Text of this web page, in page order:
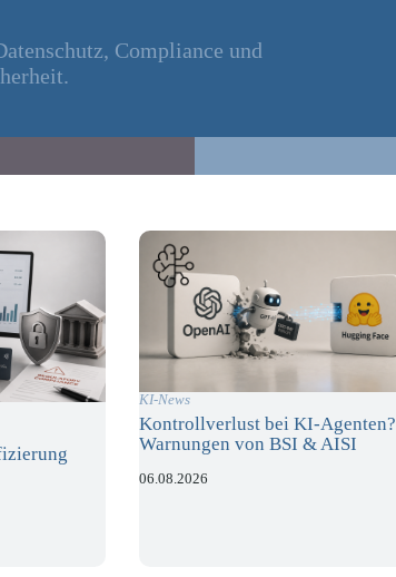
Compliance und
KI-News
Kontrollverlust bei KI-Agenten?
Warnungen von BSI & AISI
06.08.2026